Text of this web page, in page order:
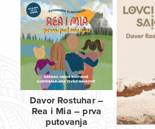
Davor Rostuhar –
Rea i Mia – prva
putovanja